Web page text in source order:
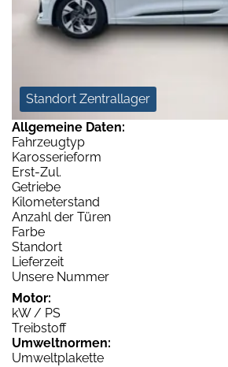
Standort Zentrallager
Allgemeine Daten:
Fahrzeugtyp
Karosserieform
Erst-Zul.
Getriebe
Kilometerstand
Anzahl der Türen
Farbe
Standort
Lieferzeit
Unsere Nummer
Motor:
kW / PS
Treibstoff
Umweltnormen:
Umweltplakette